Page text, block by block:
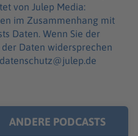
von Julep Media:
Daten. Wenn Sie der
Daten widersprechen
ANDERE PODCASTS